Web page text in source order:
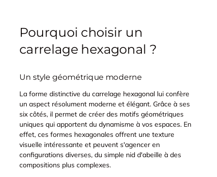
Pourquoi choisir un
carrelage hexagonal ?
Un style géométrique moderne
La forme distinctive du carrelage hexagonal lui confère
un aspect résolument moderne et élégant. Grâce à ses
six côtés, il permet de créer des motifs géométriques
uniques qui apportent du dynamisme à vos espaces. En
effet, ces formes hexagonales offrent une texture
visuelle intéressante et peuvent s'agencer en
configurations diverses, du simple nid d'abeille à des
compositions plus complexes.